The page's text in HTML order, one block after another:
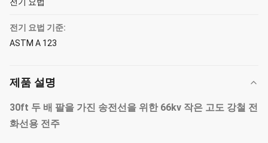
전기 요법 기준:
ASTM A 123
제품 설명
30ft 두 배 팔을 가진 송전선을 위한 66kv 작은 고도 강철 전
화선용 전주